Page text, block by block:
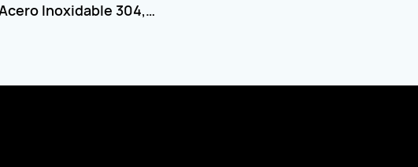
Inoxidable 304,